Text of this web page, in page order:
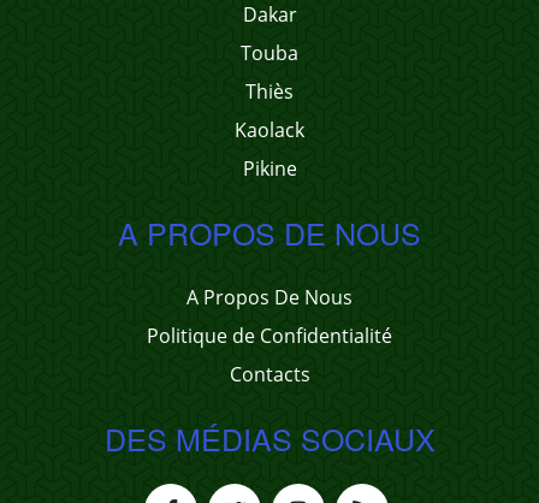
Dakar
Touba
Thiès
Kaolack
Pikine
A PROPOS DE NOUS
A Propos De Nous
Politique de Confidentialité
Contacts
DES MÉDIAS SOCIAUX